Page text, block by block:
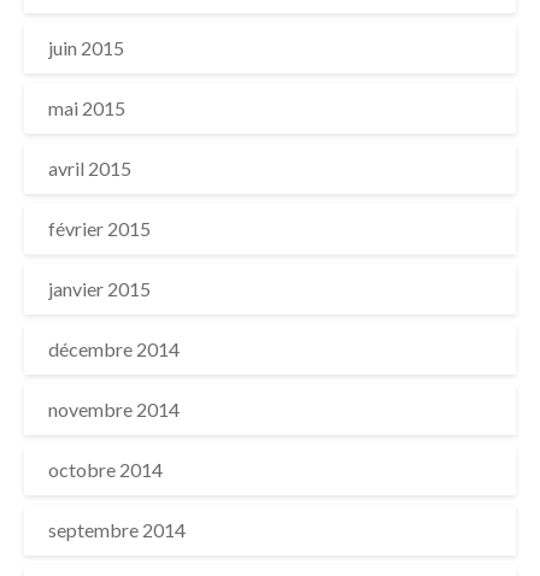
juin 2015
mai 2015
avril 2015
février 2015
janvier 2015
décembre 2014
novembre 2014
octobre 2014
septembre 2014